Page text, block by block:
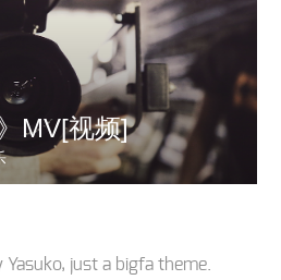
MV[视频]
Yasuko, just a bigfa theme.